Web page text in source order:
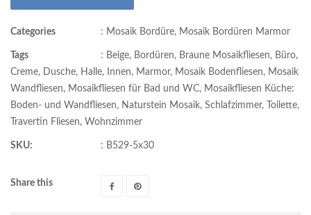
Categories : Mosaik Bordüre, Mosaik Bordüren Marmor
Tags : Beige, Bordüren, Braune Mosaikfliesen, Büro,
Creme, Dusche, Halle, Innen, Marmor, Mosaik Bodenfliesen, Mosaik
Wandfliesen, Mosaikfliesen für Bad und WC, Mosaikfliesen Küche:
Boden- und Wandfliesen, Naturstein Mosaik, Schlafzimmer, Toilette,
Travertin Fliesen, Wohnzimmer
SKU: : B529-5x30
Share this